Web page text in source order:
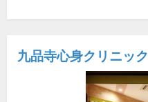
九品寺心身クリニック